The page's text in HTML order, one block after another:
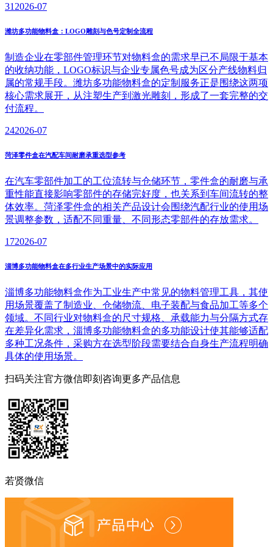
31 2026-07
潍坊多功能物料盒：LOGO雕刻与色号定制全流程
制造企业在零部件管理环节对物料盒的需求早已不局限于基本
的收纳功能，LOGO标识与企业专属色号成为区分产线物料归
属的常规手段。潍坊多功能物料盒的定制服务正是围绕这两项
核心需求展开，从注塑生产到激光雕刻，形成了一套完整的交
付流程。
242026-07
菏泽零件盒在汽配车间耐磨承重选型参考
在汽车零部件加工的工位流转与仓储环节，零件盒的耐磨与承
重性能直接影响零部件的存储完好度，也关系到车间流转的整
体效率。菏泽零件盒的相关产品设计会围绕汽配行业的使用场
景调整参数，适配不同重量、不同形态零部件的存放需求。
172026-07
淄博多功能物料盒在多行业生产场景中的实际应用
淄博多功能物料盒作为工业生产中常见的物料管理工具，其使
用场景覆盖了制造业、仓储物流、电子装配与食品加工等多个
领域。不同行业对物料盒的尺寸规格、承载能力与分隔方式存
在差异化需求，淄博多功能物料盒的多功能设计使其能够适配
多种工况条件，采购方在选型阶段需要结合自身生产流程明确
具体的使用场景。
扫码关注官方微信即刻咨询更多产品信息
若贤微信